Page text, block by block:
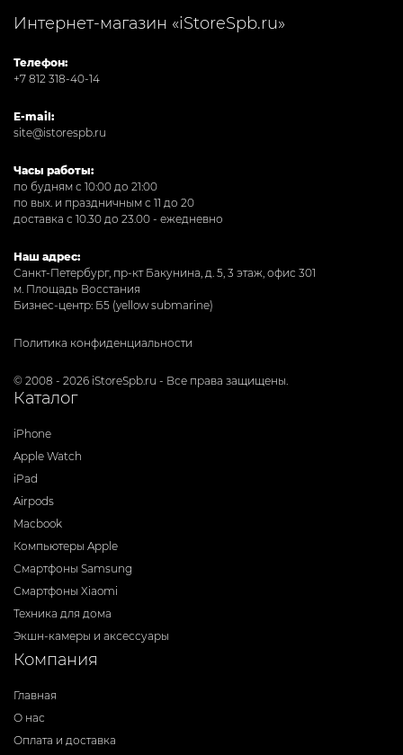
Интернет-магазин «iStoreSpb.ru»
Телефон:
+7 812 318-40-14
E-mail:
site@istorespb.ru
Часы работы:
по будням с 10:00 до 21:00
по вых. и праздничным с 11 до 20
доставка с 10.30 до 23.00 - ежедневно
Наш адрес:
Санкт-Петербург, пр-кт Бакунина, д. 5, 3 этаж, офис 301
м. Площадь Восстания
Бизнес-центр: Б5 (yellow submarine)
Политика конфиденциальности
© 2008 - 2026 iStoreSpb.ru - Все права защищены.
Каталог
iPhone
Apple Watch
iPad
Airpods
Macbook
Компьютеры Apple
Смартфоны Samsung
Смартфоны Xiaomi
Техника для дома
Экшн-камеры и аксессуары
Компания
Главная
О нас
Оплата и доставка